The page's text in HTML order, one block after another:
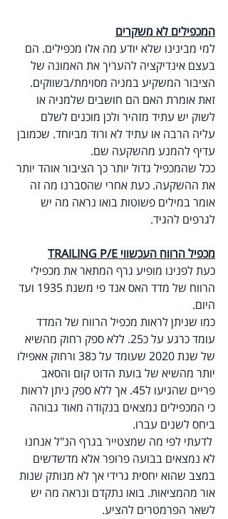
המכפילים לא משקרים
למי מבינינו שלא יודע מה אלו מכפילים. הם
בעצם אינדיקציה להעריך את האמונה של
הציבור המשקיע במניה מסוימת/בשווקים.
זאת אומרת האם הם חושבים שלמניה או
לשוק יש עתיד מזהיר ולכן מוכנים לשלם
עליה הרבה או עתיד לא ורוד מביוחד. שכמובן
עדיף להמנע מהשקעה שם.
ככל שהמכפיל גדול יותר כך הציבור אוהד יותר
את ההשקעה. כעת אחרי שהסברנו מה זה
אומר במילים פשוטות בואו נראה מה יש
לגרפים להגיד.
מכפיל הרווח העכשווי TRAILING P/E
כעת לפנינו מופיע גרף המתאר את מכפילי
הרווח של מדד האס אנד פי משנת 1935 ועד
היום.
כמו שניתן לראות מכפיל הרווח של המדד
עומד כרגע על כ25. ללא ספק רחוק מהשיא
של שנת 2020 שעומד על כ38 ורחוק אאפילו
יותר מהשיא של בועת הדוט קום והסאב
פריים שהגיעו ל45. אך ללא ספק ניתן לראות
כי המכפילים נמצאים בנקודה מאוד גבוהה
ביחס לשנים עברו.
לדעתי לפי מה שמצטייר בגרף הנ"ל אנחנו
לא נמצאים בבועה פרופר אלא מדשדשים
במצב שהוא יחסית גרידי אך לא מנותק שנות
אור מהמציאות. בואו נתקדם ונראה מה יש
לשאר הפרמטרים להציע.